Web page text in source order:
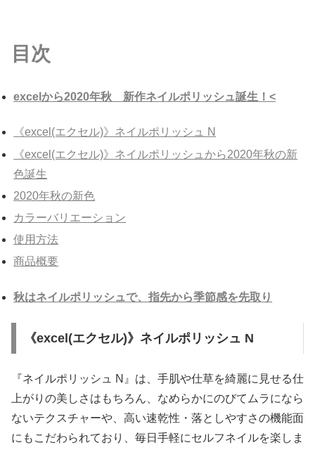
目次
excelから2020年秋 新作ネイルポリッシュ誕生！<
《excel(エクセル)》ネイルポリッシュ N
《excel(エクセル)》ネイルポリッシュから2020年秋の新
色誕生
2020年秋の新色
カラーバリエーション
使用方法
商品概要
秋はネイルポリッシュで、指先から季節感を先取り
《excel(エクセル)》ネイルポリッシュ N
『ネイルポリッシュ N』は、手肌や仕草を綺麗に見せる仕
上がりの美しさはもちろん、なめらかにのびてムラになら
ないテクスチャーや、高い速乾性・落としやすさの機能面
にもこだわられており、毎日手軽にセルフネイルを楽しま